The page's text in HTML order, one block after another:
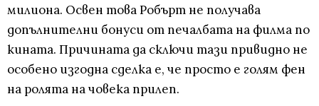
милиона. Освен това Робърт не получава
допълнителни бонуси от печалбата на филма по
кината. Причината да сключи тази привидно не
особено изгодна сделка е, че просто е голям фен
на ролята на човека прилеп.